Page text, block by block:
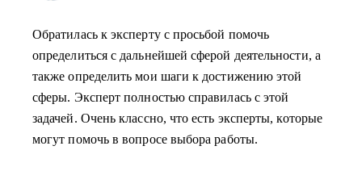
Обратилась к эксперту с просьбой помочь
определиться с дальнейшей сферой деятельности, а
также определить мои шаги к достижению этой
сферы. Эксперт полностью справилась с этой
задачей. Очень классно, что есть эксперты, которые
могут помочь в вопросе выбора работы.